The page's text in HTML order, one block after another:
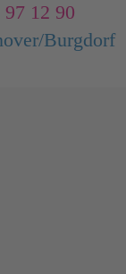
12 90
Burgdorf